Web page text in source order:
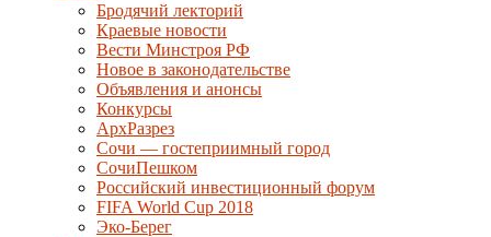
Бродячий лекторий
Краевые новости
Вести Минстроя РФ
Новое в законодательстве
Объявления и анонсы
Конкурсы
АрхРазрез
Сочи — гостеприимный город
СочиПешком
Российский инвестиционный форум
FIFA World Cup 2018
Эко-Берег